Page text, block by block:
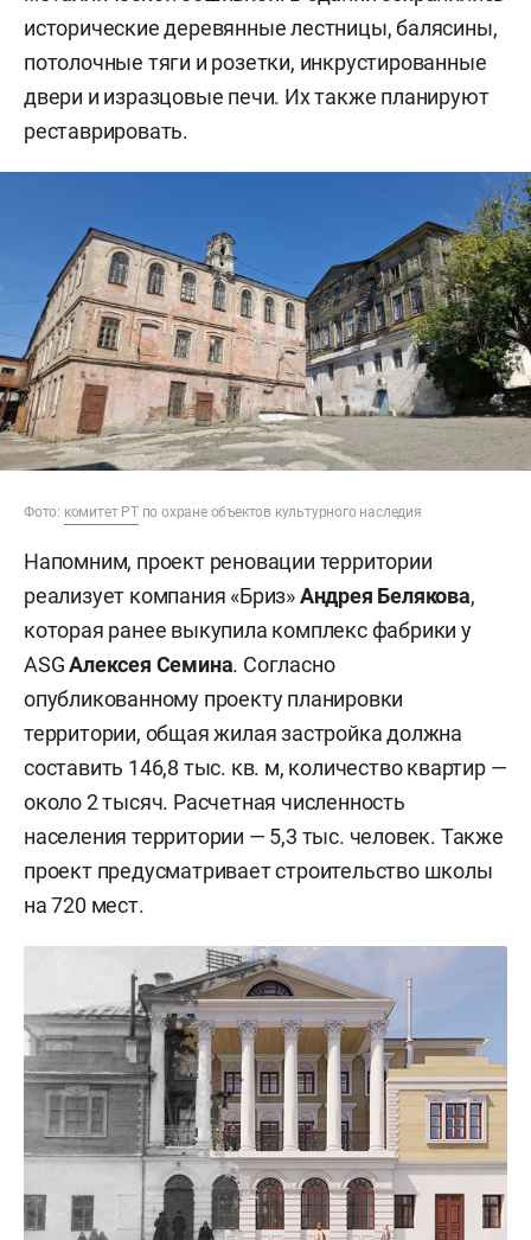
исторические деревянные лестницы, балясины,
потолочные тяги и розетки, инкрустированные
двери и изразцовые печи. Их также планируют
реставрировать.
Фото: комитет РТпо охране объектов культурного наследия
Напомним, проект реновации территории
реализует компания «Бриз»Андрея Белякова,
которая ранее выкупила комплекс фабрики у
ASGАлексея Семина. Согласно
опубликованному проекту планировки
территории, общая жилая застройка должна
составить 146,8 тыс. кв. м, количество квартир —
около 2 тысяч. Расчетная численность
населения территории — 5,3 тыс. человек. Также
проект предусматривает строительство школы
на 720 мест.